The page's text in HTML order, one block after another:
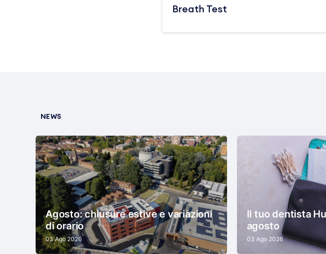
Breath Test
NEWS
Agosto: chiusure estive e variazioni
di orario
03 Ago 2026
Il tuo dentista
agosto
03 Ago 2026